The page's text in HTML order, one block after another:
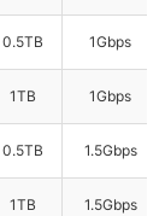
0.5TB 1Gbps
1TB 1Gbps
0.5TB 1.5Gbps
1TB 1.5Gbps